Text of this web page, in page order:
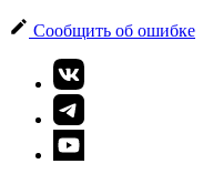
Сообщить об ошибке